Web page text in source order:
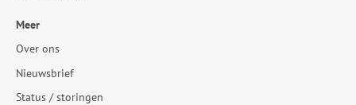
Meer
Over ons
Nieuwsbrief
Status / storingen